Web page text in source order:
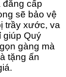
đẳng cấp
sẽ bảo vệ
trầy xước, va
giúp Quý
gàng mà
tặng ấn